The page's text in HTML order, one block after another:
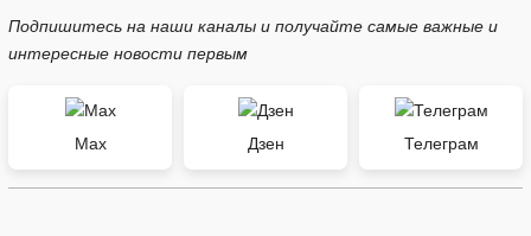
Подпишитесь на наши каналы и получайте самые важные и
интересные новости первым
Max Дзен Телеграм